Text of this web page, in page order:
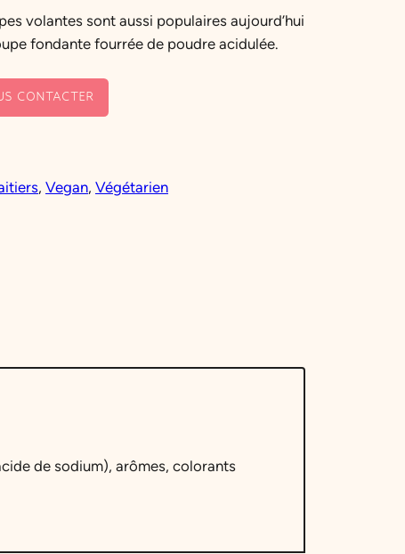
volantes sont aussi populaires aujourd’hui
fondante fourrée de poudre acidulée.
CONTACTER
, Vegan, Végétarien
de sodium), arômes, colorants